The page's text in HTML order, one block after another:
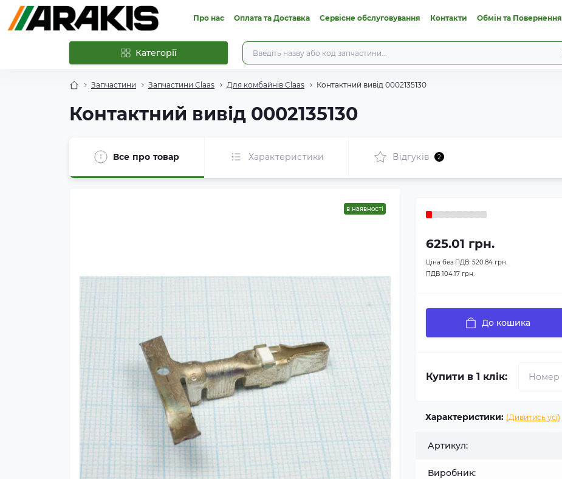
Про нас Оплата та Доставка Сервісне обслуговування Контакти Обмін та Повернення
Категорії
Запчастини Запчастини Claas Для комбайнів Claas Контактний вивід 0002135130
Контактний вивід 0002135130
Все про товар Характеристики Відгуків 2
в наявності
625.01 грн.
Ціна без ПДВ: 520.84 грн.
ПДВ 104.17 грн.
До кошика
Купити в 1 клік:
Характеристики: (Дивитись усі)
Артикул:
Виробник: